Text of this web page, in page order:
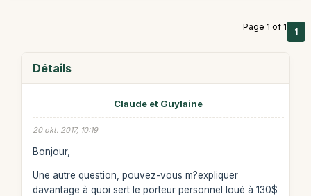
Page 1 of 1 1
Détails
Claude et Guylaine
20 okt. 2017, 10:19
Bonjour,
Une autre question, pouvez-vous m?expliquer
davantage à quoi sert le porteur personnel loué à 130$